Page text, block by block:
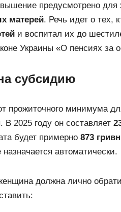
предусмотрено
матерей. Речь идет о тех,
и воспитал их до
Украины «О пенсиях за
субсидию
прожиточного минимума
В 2025 году он составляет
будет примерно 873
автоматически.
должна лично